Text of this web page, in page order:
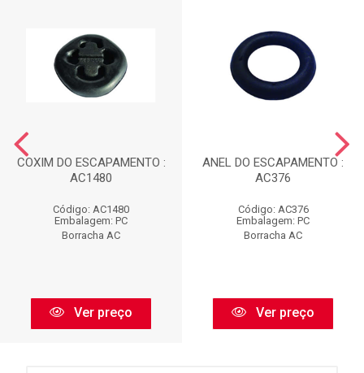
COXIM DO ESCAPAMENTO :
AC1480
Código: AC1480
Embalagem: PC
Borracha AC
Ver preço
ANEL DO ESCAPAMENTO :
AC376
Código: AC376
Embalagem: PC
Borracha AC
Ver preço